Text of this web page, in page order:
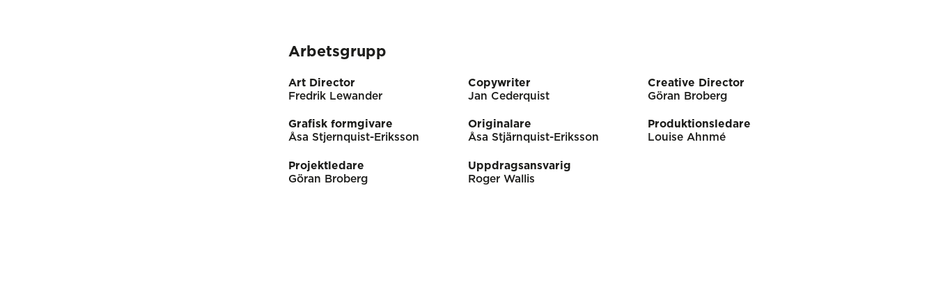
Arbetsgrupp
Art Director
Fredrik Lewander
Copywriter
Jan Cederquist
Creative Director
Göran Broberg
Grafisk formgivare
Åsa Stjernquist-Eriksson
Originalare
Åsa Stjärnquist-Eriksson
Produktionsledare
Louise Ahnmé
Projektledare
Göran Broberg
Uppdragsansvarig
Roger Wallis